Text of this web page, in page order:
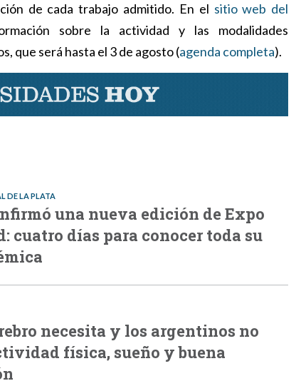
de cada trabajo admitido. En el sitio web del
sobre la actividad y las modalidades
que será hasta el 3 de agosto (agenda completa).
DE LA PLATA
una nueva edición de Expo
cuatro días para conocer toda su
necesita y los argentinos no
física, sueño y buena